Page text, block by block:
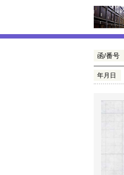
函/番号
年月日